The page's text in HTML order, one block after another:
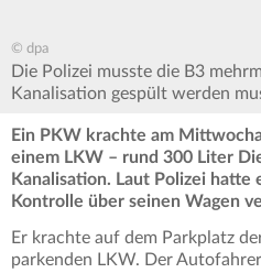
© dpa
Die Polizei musste die B3
Kanalisation gespült werden
Ein PKW krachte am
einem LKW – rund 300 Liter
Kanalisation. Laut Polizei hatte
Kontrolle über seinen Wagen
Er krachte auf dem Parkplatz
parkenden LKW. Der